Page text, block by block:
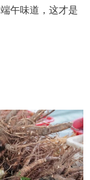
午味道，这才是